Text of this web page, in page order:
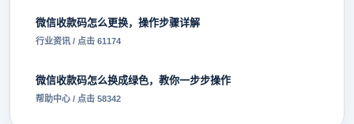
微信收款码怎么更换，操作步骤详解
行业资讯 / 点击 61174
微信收款码怎么换成绿色，教你一步步操作
帮助中心 / 点击 58342